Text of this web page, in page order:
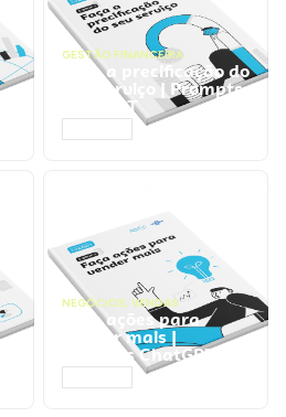
GESTÃO FINANCEIRA
Faça a precificação do
seu serviço | Prompts
ChatGPT
NEGÓCIOS, VENDAS
Faça ações para
vender mais |
Prompts ChatGPT